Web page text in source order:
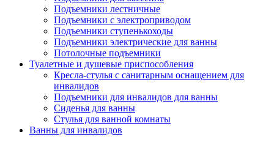
Подъемники лестничные
Подъемники с электроприводом
Подъемники ступенькоходы
Подъемники электрические для ванны
Потолочные подъемники
Туалетные и душевые приспособления
Кресла-стулья с санитарным оснащением для
инвалидов
Подъемники для инвалидов для ванны
Сиденья для ванны
Стулья для ванной комнаты
Ванны для инвалидов